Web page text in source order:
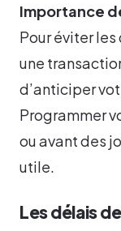
Importance
Pour éviter
une
d’anticiper
Programmer
ou avant des
utile.
Les délais